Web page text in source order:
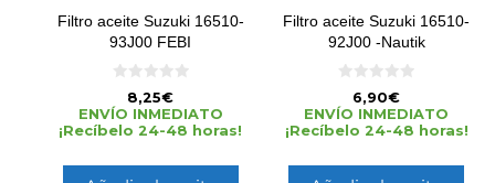
Filtro aceite Suzuki 16510-
93J00 FEBI
d
e
5
8,25€
ENVÍO INMEDIATO
¡Recíbelo 24-48 horas!
Filtro aceite Suzuki 16510-
92J00 -Nautik
d
e
5
6,90€
ENVÍO INMEDIATO
¡Recíbelo 24-48 horas!